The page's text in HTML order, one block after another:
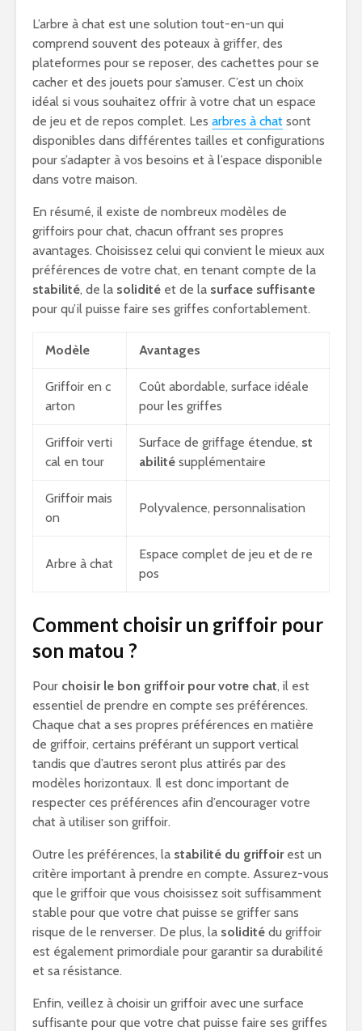
L’arbre à chat est une solution tout-en-un qui
comprend souvent des poteaux à griffer, des
plateformes pour se reposer, des cachettes pour se
cacher et des jouets pour s’amuser. C’est un choix
idéal si vous souhaitez offrir à votre chat un espace
de jeu et de repos complet. Les arbres à chat sont
disponibles dans différentes tailles et configurations
pour s’adapter à vos besoins et à l’espace disponible
dans votre maison.
En résumé, il existe de nombreux modèles de
griffoirs pour chat, chacun offrant ses propres
avantages. Choisissez celui qui convient le mieux aux
préférences de votre chat, en tenant compte de la
stabilité, de la solidité et de la surface suffisante
pour qu’il puisse faire ses griffes confortablement.
Modèle Avantages
Griffoir en c
arton
Coût abordable, surface idéale
pour les griffes
Griffoir verti
cal en tour
Surface de griffage étendue, st
abilité supplémentaire
Griffoir mais
on
Polyvalence, personnalisation
Arbre à chat
Espace complet de jeu et de re
pos
Comment choisir un griffoir pour
son matou ?
Pour choisir le bon griffoir pour votre chat, il est
essentiel de prendre en compte ses préférences.
Chaque chat a ses propres préférences en matière
de griffoir, certains préférant un support vertical
tandis que d’autres seront plus attirés par des
modèles horizontaux. Il est donc important de
respecter ces préférences afin d’encourager votre
chat à utiliser son griffoir.
Outre les préférences, la stabilité du griffoirest un
critère important à prendre en compte. Assurez-vous
que le griffoir que vous choisissez soit suffisamment
stable pour que votre chat puisse se griffer sans
risque de le renverser. De plus, la solidité du griffoir
est également primordiale pour garantir sa durabilité
et sa résistance.
Enfin, veillez à choisir un griffoir avec une surface
suffisante pour que votre chat puisse faire ses griffes